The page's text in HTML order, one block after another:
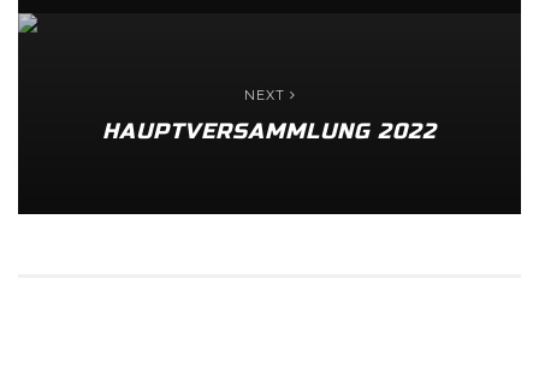
NEXT
HAUPTVERSAMMLUNG 2022